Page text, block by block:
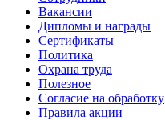
Вакансии
Дипломы и награды
Сертификаты
Политика
Охрана труда
Полезное
Согласие на обработку
Правила акции